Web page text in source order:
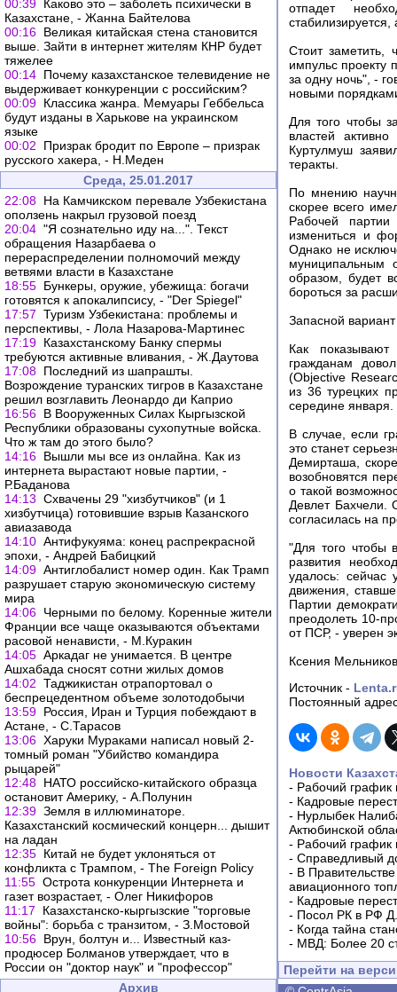
00:39 Каково это – заболеть психически в
Казахстане, - Жанна Байтелова
00:16 Великая китайская стена становится
выше. Зайти в интернет жителям КНР будет
тяжелее
00:14 Почему казахстанское телевидение не
выдерживает конкуренции с российским?
00:09 Классика жанра. Мемуары Геббельса
будут изданы в Харькове на украинском
языке
00:02
Призрак бродит по Европе – призрак
русского хакера, - Н.Меден
Среда, 25.01.2017
22:08 На Камчикском перевале Узбекистана
оползень накрыл грузовой поезд
20:04 "Я сознательно иду на...". Текст
обращения Назарбаева о
перераспределении полномочий между
ветвями власти в Казахстане
18:55 Бункеры, оружие, убежища: богачи
готовятся к апокалипсису, - "Der Spiegel"
17:57 Туризм Узбекистана: проблемы и
перспективы, - Лола Назарова-Мартинес
17:19 Казахстанскому Банку спермы
требуются активные вливания, - Ж.Даутова
17:08 Последний из шапрашты.
Возрождение туранских тигров в Казахстане
решил возглавить Леонардо ди Каприо
16:56 В Вооруженных Силах Кыргызской
Республики образованы сухопутные войска.
Что ж там до этого было?
14:16 Вышли мы все из онлайна. Как из
интернета вырастают новые партии, -
Р.Баданова
14:13 Схвачены 29 "хизбутчиков" (и 1
хизбутчица) готовившие взрыв Казанского
авиазавода
14:10 Антифукуяма: конец распрекрасной
эпохи, - Андрей Бабицкий
14:09 Антиглобалист номер один. Как Трамп
разрушает старую экономическую систему
мира
14:06 Черными по белому. Коренные жители
Франции все чаще оказываются объектами
расовой ненависти, - М.Куракин
14:05 Аркадаг не унимается. В центре
Ашхабада сносят сотни жилых домов
14:02 Таджикистан отрапортовал о
беспрецедентном объеме золотодобычи
13:59 Россия, Иран и Турция побеждают в
Астане, - С.Тарасов
13:06 Харуки Мураками написал новый 2-
томный роман "Убийство командира
рыцарей"
12:48 НАТО российско-китайского образца
остановит Америку, - А.Полунин
12:39 Земля в иллюминаторе.
Казахстанский космический концерн... дышит
на ладан
12:35 Китай не будет уклоняться от
конфликта с Трампом, - The Foreign Policy
11:55 Острота конкуренции Интернета и
газет возрастает, - Олег Никифоров
11:17
Казахстанско-кыргызские "торговые
войны": борьба с транзитом, - З.Мостовой
10:56 Врун, болтун и... Известный каз-
продюсер Болманов утверждает, что в
России он "доктор наук" и "профессор"
Архив
отпадет
Стоит заметить,
импульс проекту
за одну ночь", -
новыми
Для того чтобы
властей
Куртулмуш
теракты.
По мнению
скорее всего
Рабочей
измениться и
Однако не
муниципальным
образом, будет
бороться за
Запасной вариант
Как
гражданам
(Objective
из 36 турецких
середине января.
В случае, если
это станет
Демирташа,
возобновятся
о такой
Девлет Бахчели.
согласилась на
"Для того чтобы
развития
удалось:
движения,
Партии
преодолеть 10-
от ПСР, - уверен
Ксения
Источник -
Постоянный
Новости
- Рабочий график
- Кадровые
- Нурлыбек
Актюбинской
- Рабочий график
- Справедливый
- В
авиационного
- Кадровые
- Посол РК в РФ
- Когда тайна
- МВД: Более 20
Перейти на